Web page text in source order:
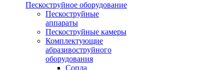
Пескоструйное оборудование
Пескоструйные
аппараты
Пескоструйные камеры
Комплектующие
абразивоструйного
оборудования
Сопла